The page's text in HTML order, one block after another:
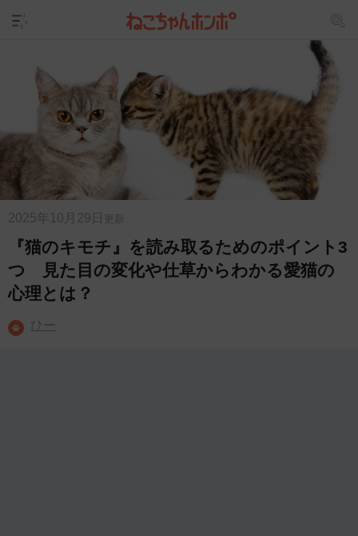
2025年10月29日 更新
『猫のキモチ』を読み取るためのポイント3
つ 見た目の変化や仕草からわかる愛猫の
心理とは？
ひー